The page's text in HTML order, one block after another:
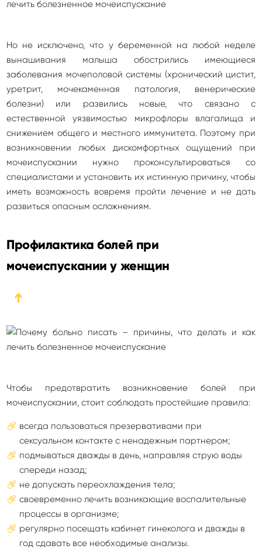
Но не исключено, что у беременной на любой неделе
вынашивания малыша обострились имеющиеся
заболевания мочеполовой системы (хронический цистит,
уретрит, мочекаменная патология, венерические
болезни) или развились новые, что связано с
естественной уязвимостью микрофлоры влагалища и
снижением общего и местного иммунитета. Поэтому при
возникновении любых дискомфортных ощущений при
мочеиспускании нужно проконсультироваться со
специалистами и установить их истинную причину, чтобы
иметь возможность вовремя пройти лечение и не дать
развиться опасным осложнениям.
Профилактика болей при
мочеиспускании у женщин
➔
Чтобы предотвратить возникновение болей при
мочеиспускании, стоит соблюдать простейшие правила:
всегда пользоваться презервативами при
сексуальном контакте с ненадежным партнером;
подмываться дважды в день, направляя струю воды
спереди назад;
не допускать переохлаждения тела;
своевременно лечить возникающие воспалительные
процессы в организме;
регулярно посещать кабинет гинеколога и дважды в
год сдавать все необходимые анализы.